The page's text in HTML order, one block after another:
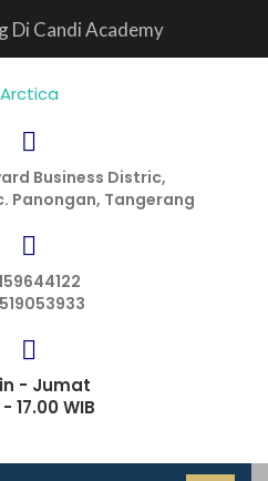
Di Candi Academy
Business Distric,
Panongan, Tangerang
- Jumat
17.00 WIB